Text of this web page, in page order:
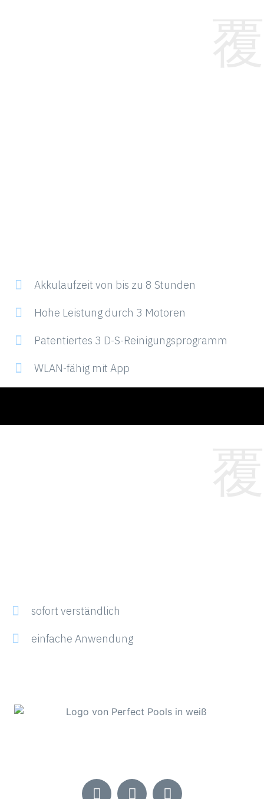
Akkulaufzeit von bis zu 8 Stunden
Hohe Leistung durch 3 Motoren
Patentiertes 3 D-S-Reinigungsprogramm
WLAN-fähig mit App
sofort verständlich
einfache Anwendung